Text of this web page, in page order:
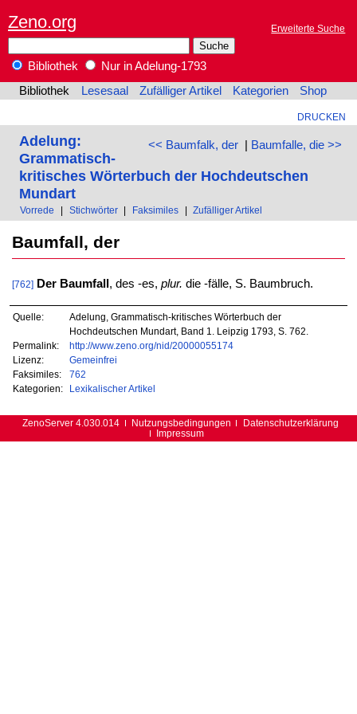
Zeno.org Erweiterte Suche
Bibliothek
Nur in Adelung-1793
Bibliothek
Lesesaal Zufälliger Artikel Kategorien Shop
DRUCKEN
<< Baumfalk, der| Baumfalle, die >>
Adelung:
Grammatisch-
kritisches Wörterbuch der Hochdeutschen
Mundart
Vorrede Stichwörter Faksimiles Zufälliger Artikel
Baumfall, der
[762] Der Baumfall , des -es, plur. die -fälle, S. Baumbruch.
Quelle:
Adelung, Grammatisch-kritisches Wörterbuch der
Hochdeutschen Mundart, Band 1. Leipzig 1793, S. 762.
Permalink:
http://www.zeno.org/nid/20000055174
Lizenz:
Gemeinfrei
Faksimiles:
762
Kategorien:
Lexikalischer Artikel
ZenoServer 4.030.014 Nutzungsbedingungen
Datenschutzerklärung
Impressum